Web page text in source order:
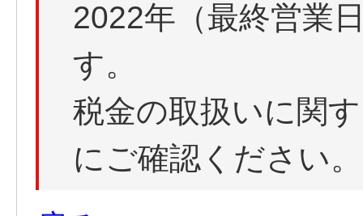
2022年（最終営業
す。
税金の取扱いに関
にご確認ください。